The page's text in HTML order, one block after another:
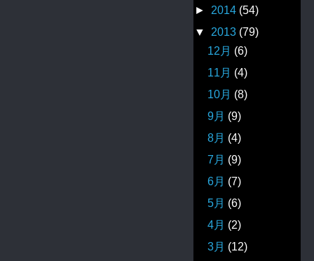
► 2014 (54)
▼ 2013 (79)
12月 (6)
11月 (4)
10月 (8)
9月 (9)
8月 (4)
7月 (9)
6月 (7)
5月 (6)
4月 (2)
3月 (12)